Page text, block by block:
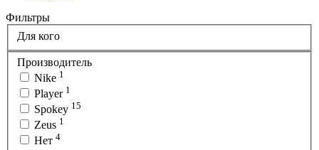
Фильтры
Для кого
Производитель
Nike 1
Player 1
Spokey 15
Zeus 1
Нет 4